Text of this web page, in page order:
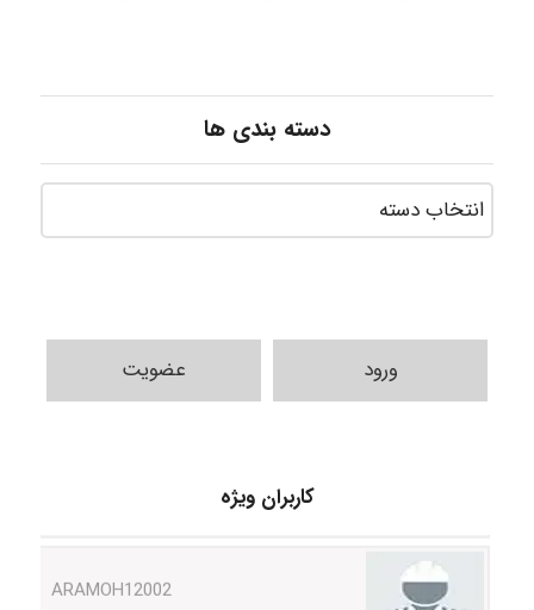
دسته بندی ها
ورود عضویت
کاربران ویژه